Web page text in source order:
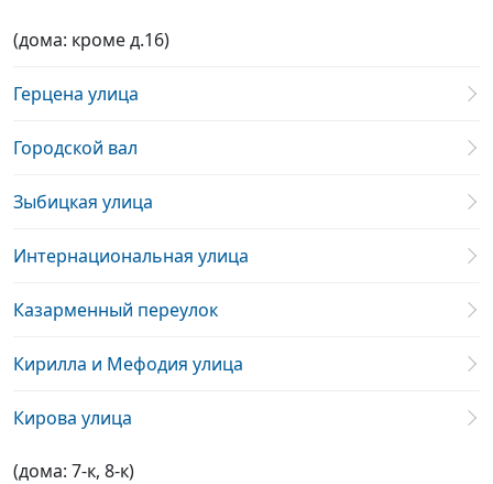
(дома: кроме д.16)
Герцена улица
Городской вал
Зыбицкая улица
Интернациональная улица
Казарменный переулок
Кирилла и Мефодия улица
Кирова улица
(дома: 7-к, 8-к)